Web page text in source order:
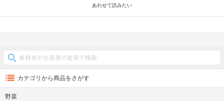
あわせて読みたい
カテゴリから商品をさがす
野菜